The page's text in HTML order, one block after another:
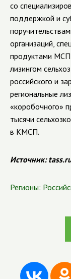
со
поддержкой и
организаций,
продуктами МСП
лизингом
российского и
региональные
«коробочного»
тысячи
в КМСП.
Источник:
Регионы: